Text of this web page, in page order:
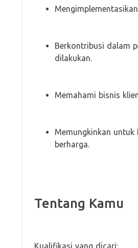
Berkontribusi dalam
dilakukan.
Memahami bisnis
Memungkinkan
berharga.
Tentang Kamu
Kualifikasi yang dicari: